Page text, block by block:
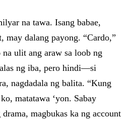
na tawa. Isang babae,
may dalang payong. “Cardo,”
ulit ang araw sa loob ng
ng iba, pero hindi—si
nagdadala ng balita. “Kung
matatawa ‘yon. Sabay
drama, magbukas ka ng account